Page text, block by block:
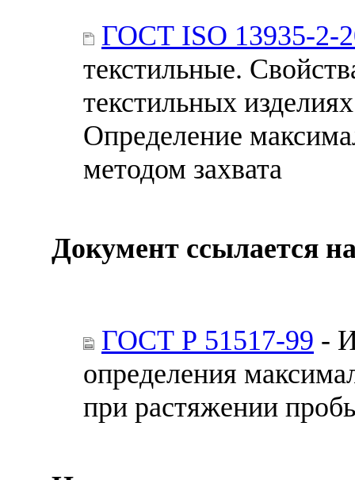
ГОСТ ISO 13935-2-
текстильные.
текстильных
Определение
методом захвата
Документ ссылается
ГОСТ Р 51517-99 -
определения
при растяжении